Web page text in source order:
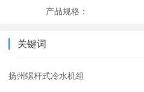
产品规格：
关键词
扬州螺杆式冷水机组